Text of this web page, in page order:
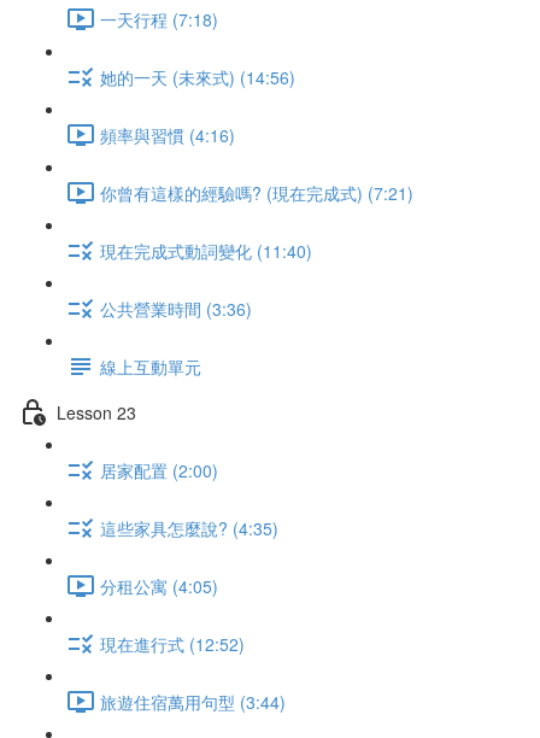
一天行程 (7:18)
她的一天 (未來式) (14:56)
頻率與習慣 (4:16)
你曾有這樣的經驗嗎? (現在完成式) (7:21)
現在完成式動詞變化 (11:40)
公共營業時間 (3:36)
線上互動單元
Lesson 23
居家配置 (2:00)
這些家具怎麼說? (4:35)
分租公寓 (4:05)
現在進行式 (12:52)
旅遊住宿萬用句型 (3:44)